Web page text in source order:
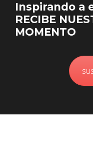
Inspirando a
RECIBE
MOMENTO